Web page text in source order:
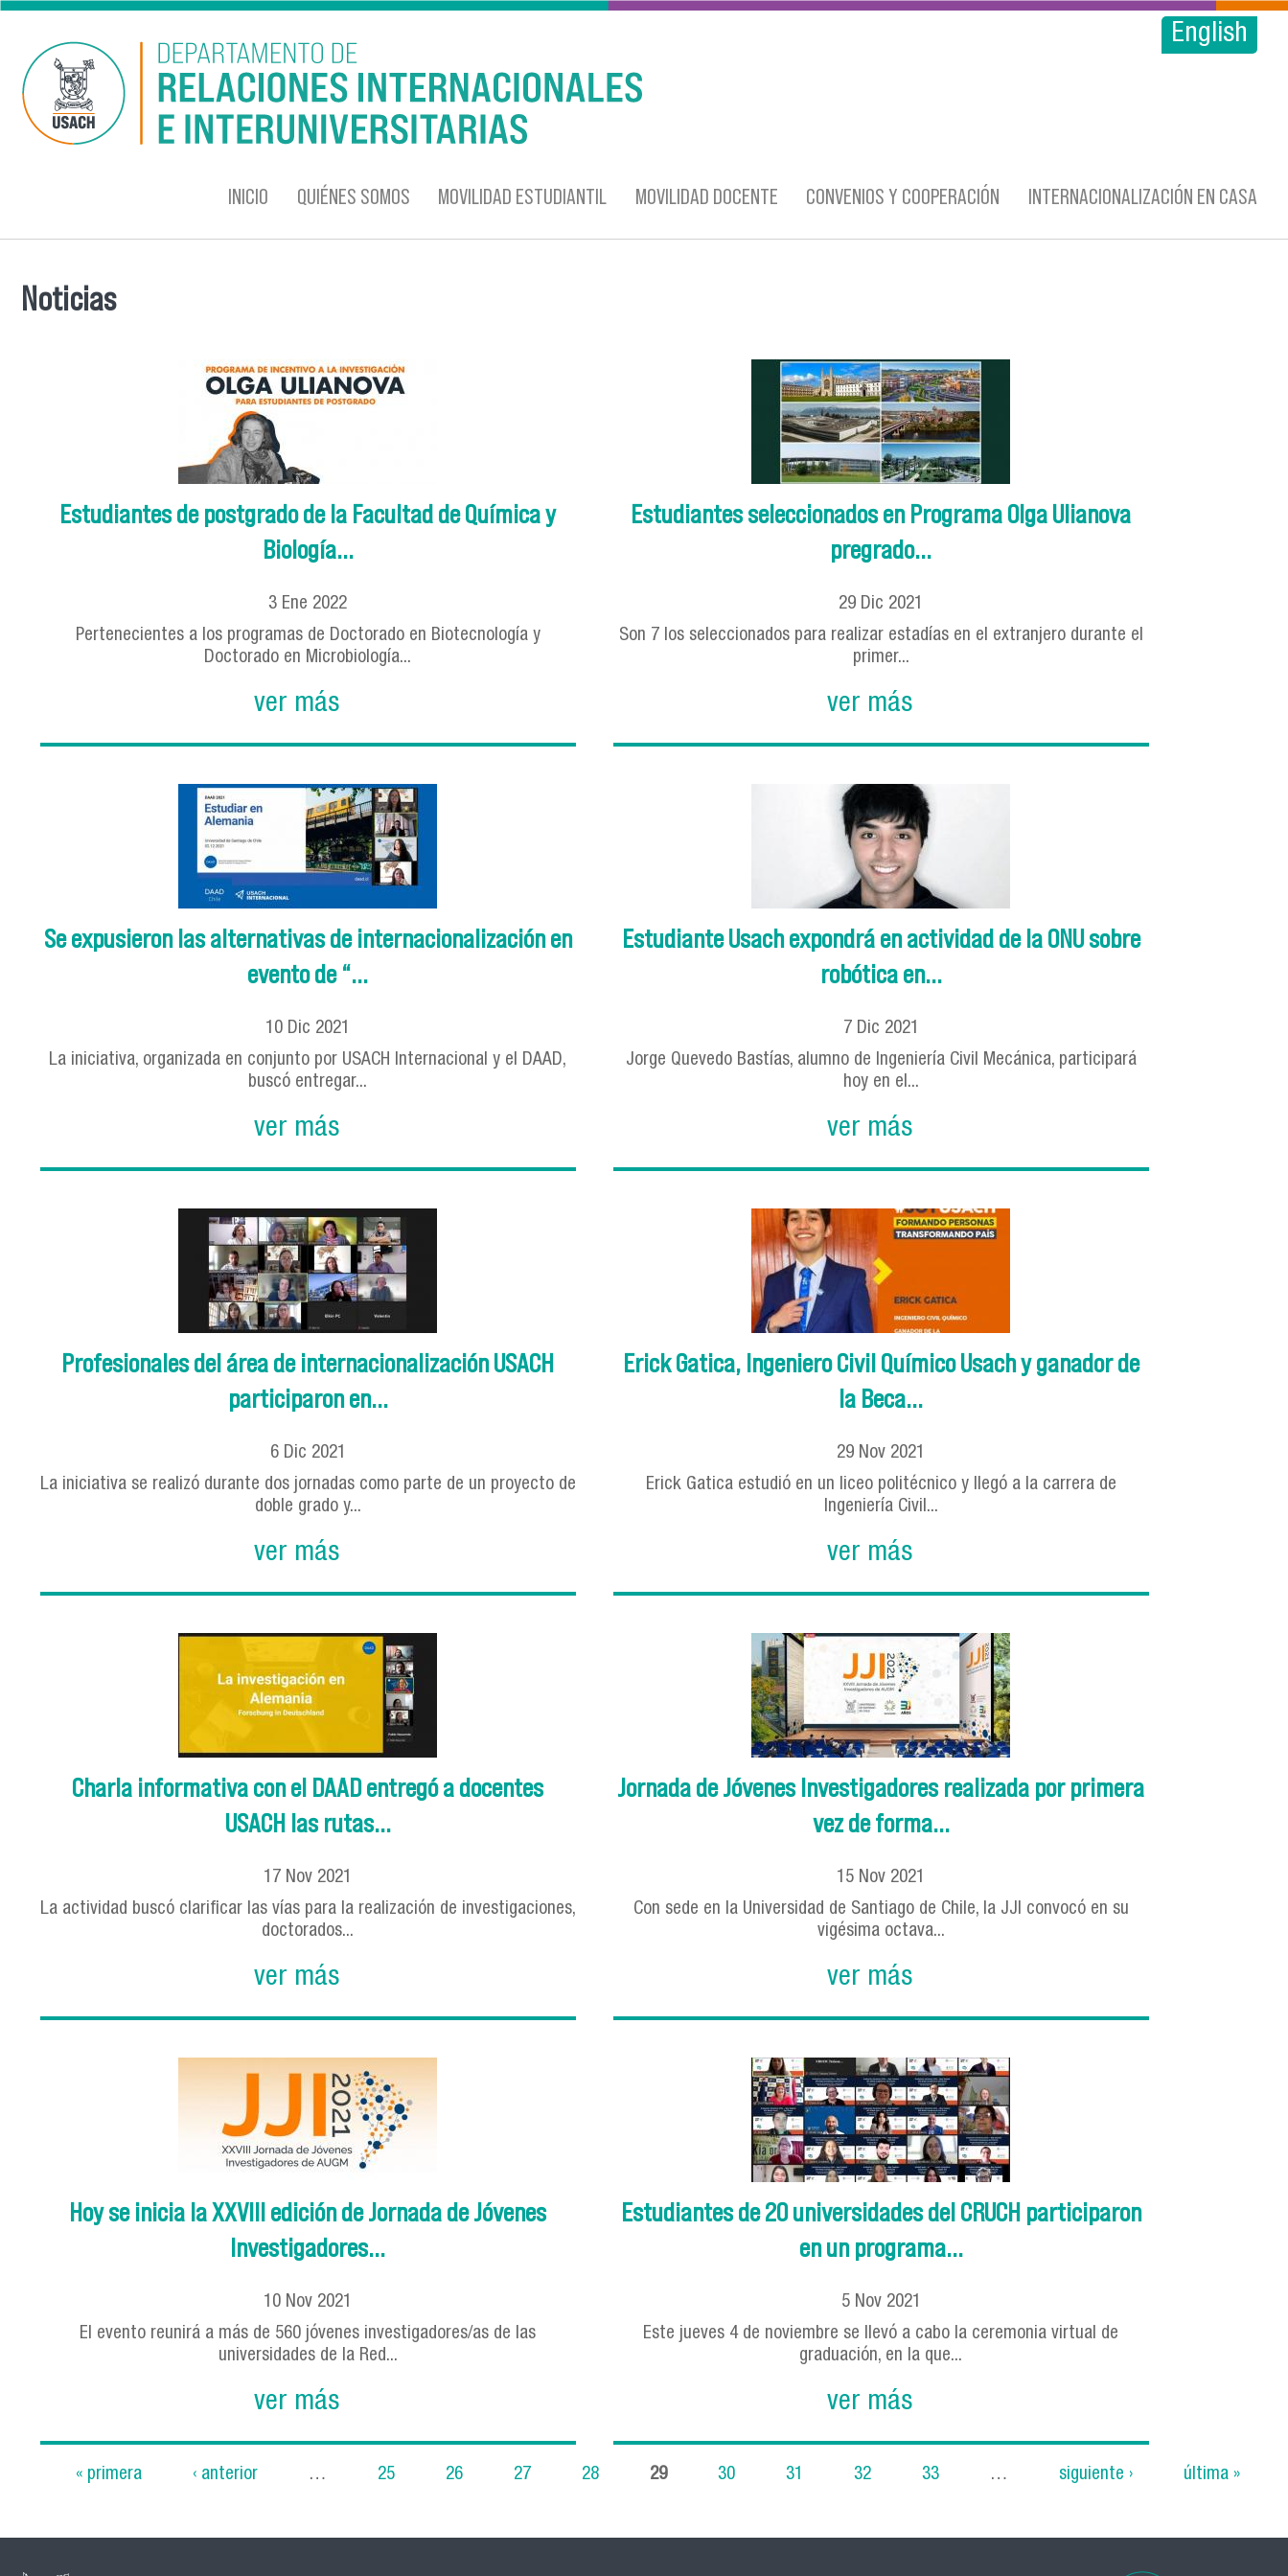
Pasar al contenido principal
English
INICIO QUIÉNES SOMOS MOVILIDAD ESTUDIANTIL MOVILIDAD DOCENTE CONVENIOS Y COOPERACIÓN INTERNACIONALIZACIÓN EN CASA
Se encuentra usted aquí
Noticias
Estudiantes de postgrado de la Facultad de Química y
Biología...
3 Ene 2022
Pertenecientes a los programas de Doctorado en Biotecnología y
Doctorado en Microbiología...
ver más
Estudiantes seleccionados en Programa Olga Ulianova
pregrado...
29 Dic 2021
Son 7 los seleccionados para realizar estadías en el extranjero durante el
primer...
ver más
Se expusieron las alternativas de internacionalización en
evento de “...
10 Dic 2021
La iniciativa, organizada en conjunto por USACH Internacional y el DAAD,
buscó entregar...
ver más
Estudiante Usach expondrá en actividad de la ONU sobre
robótica en...
7 Dic 2021
Jorge Quevedo Bastías, alumno de Ingeniería Civil Mecánica, participará
hoy en el...
ver más
Profesionales del área de internacionalización USACH
participaron en...
6 Dic 2021
La iniciativa se realizó durante dos jornadas como parte de un proyecto de
doble grado y...
ver más
Erick Gatica, Ingeniero Civil Químico Usach y ganador de
la Beca...
29 Nov 2021
Erick Gatica estudió en un liceo politécnico y llegó a la carrera de
Ingeniería Civil...
ver más
Charla informativa con el DAAD entregó a docentes
USACH las rutas...
17 Nov 2021
La actividad buscó clarificar las vías para la realización de investigaciones,
doctorados...
ver más
Jornada de Jóvenes Investigadores realizada por primera
vez de forma...
15 Nov 2021
Con sede en la Universidad de Santiago de Chile, la JJI convocó en su
vigésima octava...
ver más
Hoy se inicia la XXVIII edición de Jornada de Jóvenes
Investigadores...
10 Nov 2021
El evento reunirá a más de 560 jóvenes investigadores/as de las
universidades de la Red...
ver más
Estudiantes de 20 universidades del CRUCH participaron
en un programa...
5 Nov 2021
Este jueves 4 de noviembre se llevó a cabo la ceremonia virtual de
graduación, en la que...
ver más
« primera ‹ anterior … 25 26 27 28 29 30 31 32 33 … siguiente › última »